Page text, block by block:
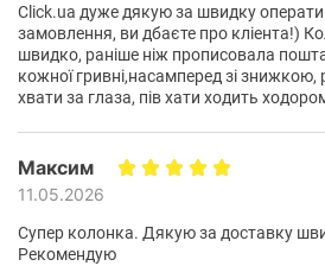
Click.ua дуже дякую за швидку
замовлення, ви дбаєте про кліента!)
швидко, раніше ніж прописовала
кожної гривні,насамперед зі
хвати за глаза, пів хати ходить
Максим
11.05.2026
Супер колонка. Дякую за доставку
Рекомендую